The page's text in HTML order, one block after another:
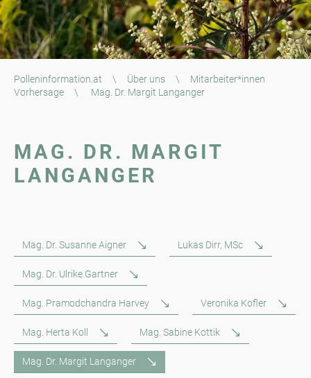
Polleninformation.at \ Über uns \
Mitarbeiter*innen
Vorhersage
\ Mag. Dr. Margit Langanger
MAG. DR. MARGIT
LANGANGER
Mag. Dr. Susanne Aigner Lukas Dirr, MSc
Mag. Dr. Ulrike Gartner
Mag. Pramodchandra Harvey Veronika Kofler
Mag. Herta Koll Mag. Sabine Kottik
Mag. Dr. Margit Langanger